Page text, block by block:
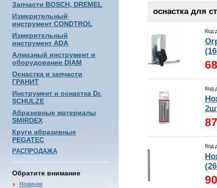
Запчасти BOSCH, DREMEL
Измерительный
инструмент CONDTROL
Измерительный
инструмент ADA
Алмазный инструмент и
оборудование DIAM
Оснастка и запчасти
ГРАНИТ
Инструмент и оснастка Dr.
SCHULZE
Абразивные материалы
SMIRDEX
Круги абразивные
PEGATEC
РАСПРОДАЖА
Обратите внимание
Новинки
оснастка для
Код
Код
Код